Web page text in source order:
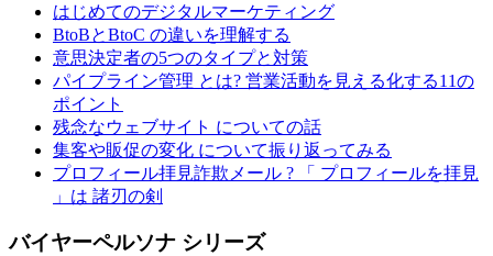
はじめてのデジタルマーケティング
BtoBとBtoC の違いを理解する
意思決定者の5つのタイプと対策
パイプライン管理 とは? 営業活動を見える化する11の
ポイント
残念なウェブサイト についての話
集客や販促の変化 について振り返ってみる
プロフィール拝見詐欺メール ? 「 プロフィールを拝見
」は 諸刃の剣
バイヤーペルソナ シリーズ